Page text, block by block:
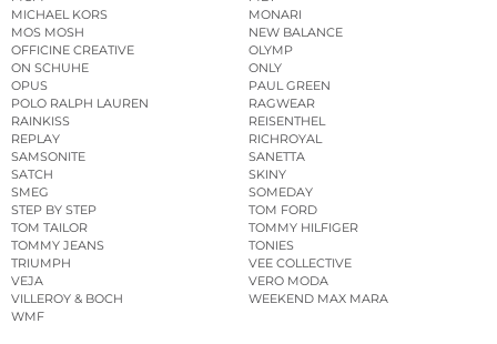
MICHAEL KORS
MONARI
MOS MOSH
NEW BALANCE
OFFICINE CREATIVE
OLYMP
ON SCHUHE
ONLY
OPUS
PAUL GREEN
POLO RALPH LAUREN
RAGWEAR
RAINKISS
REISENTHEL
REPLAY
RICHROYAL
SAMSONITE
SANETTA
SATCH
SKINY
SMEG
SOMEDAY
STEP BY STEP
TOM FORD
TOM TAILOR
TOMMY HILFIGER
TOMMY JEANS
TONIES
TRIUMPH
VEE COLLECTIVE
VEJA
VERO MODA
VILLEROY & BOCH
WEEKEND MAX MARA
WMF